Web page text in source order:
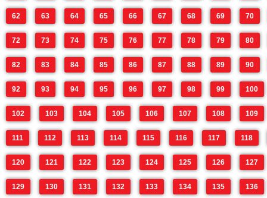
62 63 64 65 66 67 68 69 70
72 73 74 75 76 77 78 79 80
82 83 84 85 86 87 88 89 90
92 93 94 95 96 97 98 99 100
102 103 104 105 106 107 108 109
111 112 113 114 115 116 117 118
120 121 122 123 124 125 126 127
129 130 131 132 133 134 135 136